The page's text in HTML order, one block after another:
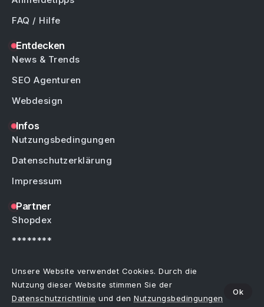
FAQ / Hilfe
Entdecken
News & Trends
SEO Agenturen
Webdesign
Infos
Nutzungsbedingungen
Datenschutzerklärung
Impressum
Partner
Shopdex
********
Copyright © by Weblinks4U.de – Alle Rechte vorbehalten.
Unsere Website verwendet Cookies. Durch die
Nutzung dieser Website stimmen Sie der
Datenschutzrichtlinie und den Nutzungsbedingungen
Ok